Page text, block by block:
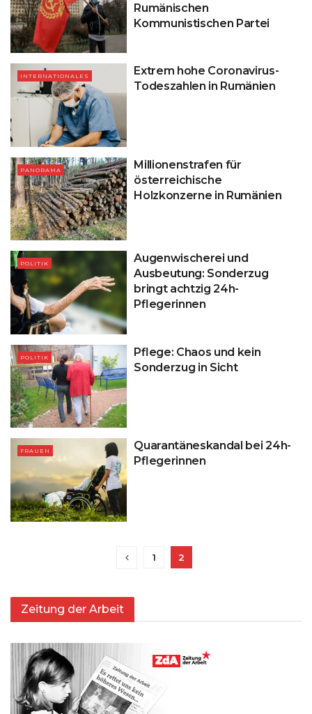
Rumänischen
Kommunistischen Partei
INTERNATIONALES
Extrem hohe Coronavirus-
Todeszahlen in Rumänien
PANORAMA
Millionenstrafen für
österreichische
Holzkonzerne in Rumänien
POLITIK
Augenwischerei und
Ausbeutung: Sonderzug
bringt achtzig 24h-
Pflegerinnen
POLITIK
Pflege: Chaos und kein
Sonderzug in Sicht
FRAUEN
Quarantäneskandal bei 24h-
Pflegerinnen
1 2
Zeitung der Arbeit